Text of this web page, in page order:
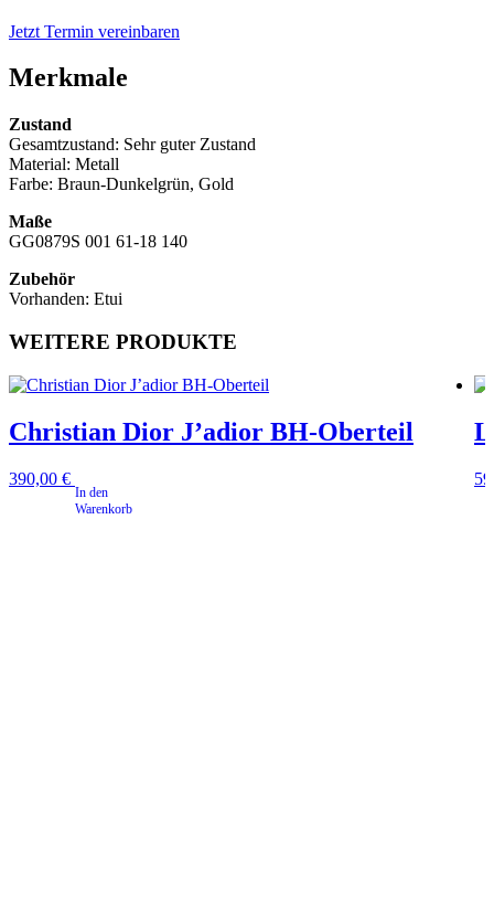
Jetzt Termin vereinbaren
Merkmale
Zustand
Gesamtzustand: Sehr guter Zustand
Material: Metall
Farbe: Braun-Dunkelgrün, Gold
Maße
GG0879S 001 61-18 140
Zubehör
Vorhanden: Etui
WEITERE PRODUKTE
Christian Dior J’adior BH-Oberteil
390,00 €